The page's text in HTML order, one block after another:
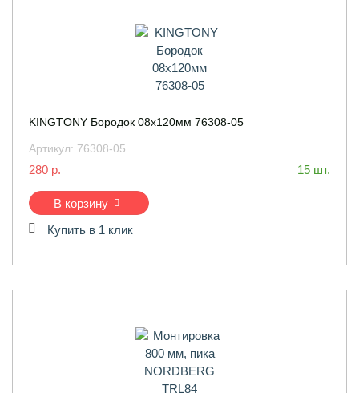
KINGTONY Бородок 08x120мм 76308-05
Артикул: 76308-05
280 р. 15 шт.
В корзину
Купить в 1 клик